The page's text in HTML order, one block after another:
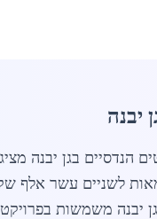
יבנה
לפרויקטים הנדסיים
לשניים עשר אלף
משמשות